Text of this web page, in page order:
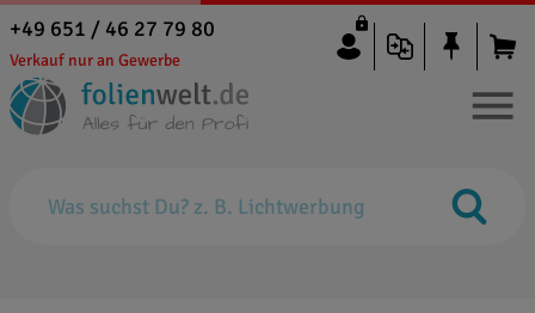
+49 651 / 46 27 79 80
Verkauf nur an Gewerbe